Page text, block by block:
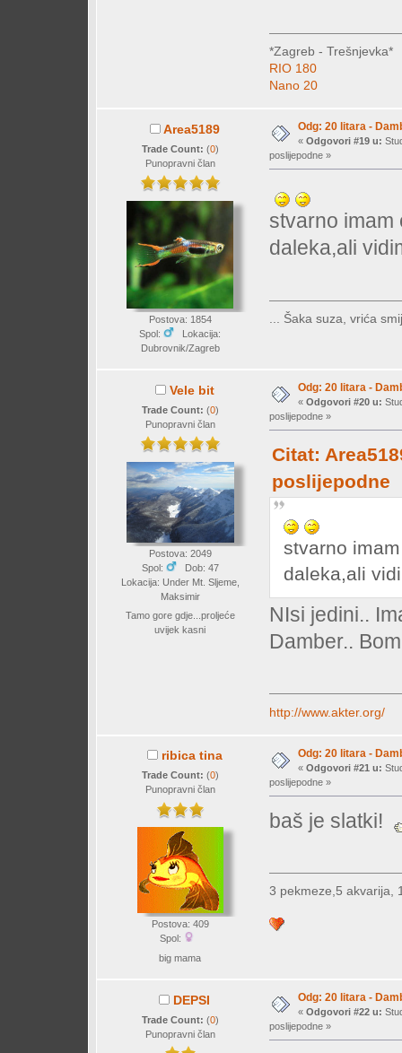
*Zagreb - Trešnjevka*
RIO 180
Nano 20
Area5189
Trade Count: (0)
Punopravni član
Postova: 1854
Spol:
Lokacija:
Dubrovnik/Zagreb
Odg: 20 litara -
« Odgovori #19 u:
poslijepodne »
stvarno
daleka,ali
... Šaka suza, vrića
Vele bit
Trade Count: (0)
Punopravni član
Postova: 2049
Spol:
Dob: 47
Lokacija: Under Mt. Sljeme,
Maksimir
Tamo gore gdje...proljeće
uvijek kasni
Odg: 20 litara -
« Odgovori #20 u:
poslijepodne »
Citat:
poslijepodne
stvarno
daleka,ali
NIsi jedini..
Damber..
http://www.akter.org/
ribica tina
Trade Count: (0)
Punopravni član
Postova: 409
Spol:
big mama
Odg: 20 litara -
« Odgovori #21 u:
poslijepodne »
baš je slatki!
3 pekmeze,5 akvarija,
DEPSI
Trade Count: (0)
Punopravni član
Odg: 20 litara -
« Odgovori #22 u:
poslijepodne »